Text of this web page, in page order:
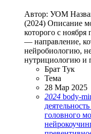
Автор: УОМ
(2024) Описание
которого с ноября
— направление,
нейробиологию,
нутрициологию и
Брат Тук
Тема
28 Мар 2025
2024 body-
деятельность
головного